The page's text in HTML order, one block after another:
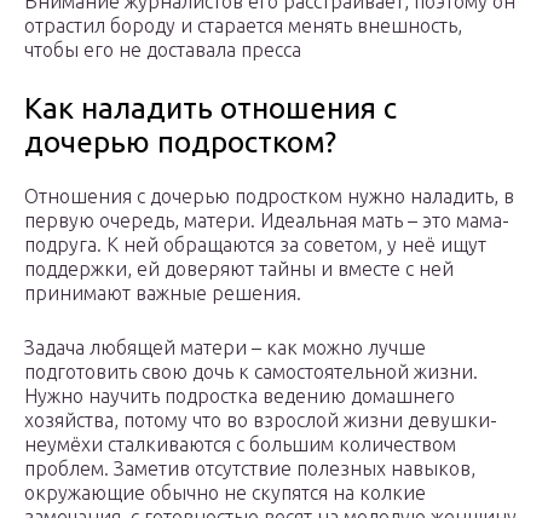
отрастил бороду и старается менять внешность,
чтобы его не доставала пресса
Как наладить отношения с
дочерью подростком?
Отношения с дочерью подростком нужно наладить, в
первую очередь, матери. Идеальная мать – это мама-
подруга. К ней обращаются за советом, у неё ищут
поддержки, ей доверяют тайны и вместе с ней
принимают важные решения.
Задача любящей матери – как можно лучше
подготовить свою дочь к самостоятельной жизни.
Нужно научить подростка ведению домашнего
хозяйства, потому что во взрослой жизни девушки-
неумёхи сталкиваются с большим количеством
проблем. Заметив отсутствие полезных навыков,
окружающие обычно не скупятся на колкие